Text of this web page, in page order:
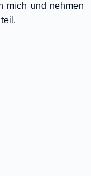
mich und nehmen